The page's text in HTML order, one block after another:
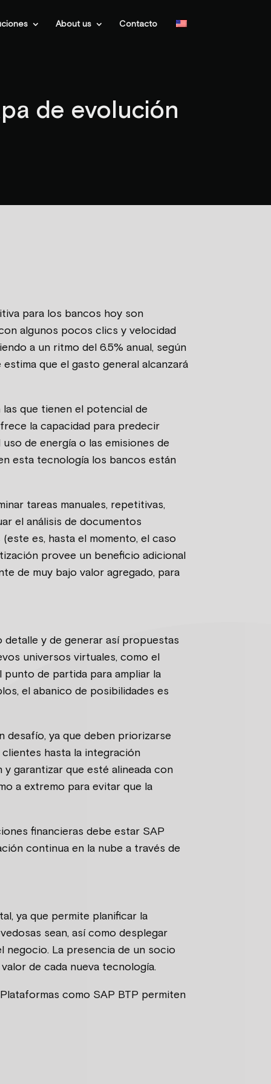
About us Contacto
de evolución
para los bancos hoy son
algunos pocos clics y velocidad
a un ritmo del 6.5% anual, según
que el gasto general alcanzará
que tienen el potencial de
la capacidad para predecir
de energía o las emisiones de
esta tecnología los bancos están
tareas manuales, repetitivas,
el análisis de documentos
es, hasta el momento, el caso
provee un beneficio adicional
de muy bajo valor agregado, para
detalle y de generar así propuestas
universos virtuales, como el
punto de partida para ampliar la
el abanico de posibilidades es
desafío, ya que deben priorizarse
hasta la integración
garantizar que esté alineada con
a extremo para evitar que la
financieras debe estar SAP
continua en la nube a través de
ya que permite planificar la
sean, así como desplegar
negocio. La presencia de un socio
de cada nueva tecnología.
como SAP BTP permiten